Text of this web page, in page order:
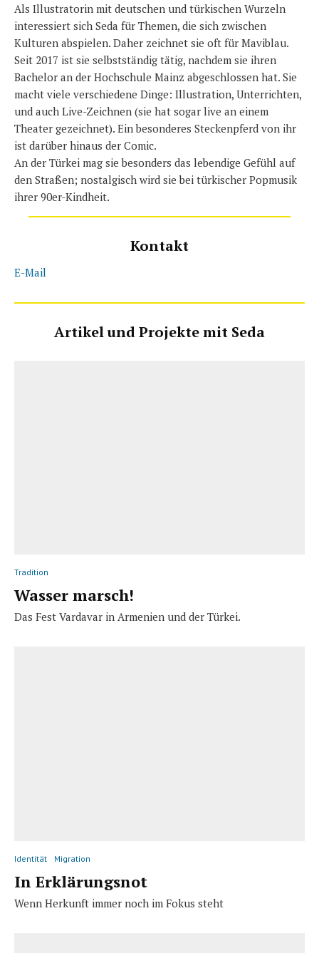
Als Illustratorin mit deutschen und türkischen Wurzeln
interessiert sich Seda für Themen, die sich zwischen
Kulturen abspielen. Daher zeichnet sie oft für Maviblau.
Seit 2017 ist sie selbstständig tätig, nachdem sie ihren
Bachelor an der Hochschule Mainz abgeschlossen hat. Sie
macht viele verschiedene Dinge: Illustration, Unterrichten,
und auch Live-Zeichnen (sie hat sogar live an einem
Theater gezeichnet). Ein besonderes Steckenpferd von ihr
ist darüber hinaus der Comic.
An der Türkei mag sie besonders das lebendige Gefühl auf
den Straßen; nostalgisch wird sie bei türkischer Popmusik
ihrer 90er-Kindheit.
Kontakt
E-Mail
Artikel und Projekte mit Seda
Tradition
Wasser marsch!
Das Fest Vardavar in Armenien und der Türkei.
Identität Migration
In Erklärungsnot
Wenn Herkunft immer noch im Fokus steht